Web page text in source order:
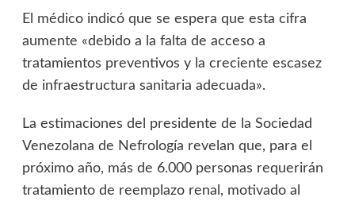
El médico indicó que se espera que esta cifra
aumente «debido a la falta de acceso a
tratamientos preventivos y la creciente escasez
de infraestructura sanitaria adecuada».
La estimaciones del presidente de la Sociedad
Venezolana de Nefrología revelan que, para el
próximo año, más de 6.000 personas requerirán
tratamiento de reemplazo renal, motivado al